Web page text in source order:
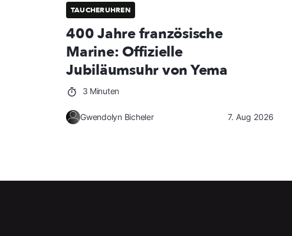
TAUCHERUHREN
400 Jahre französische
Marine: Offizielle
Jubiläumsuhr von Yema
3 Minuten
Gwendolyn Bicheler 7. Aug 2026